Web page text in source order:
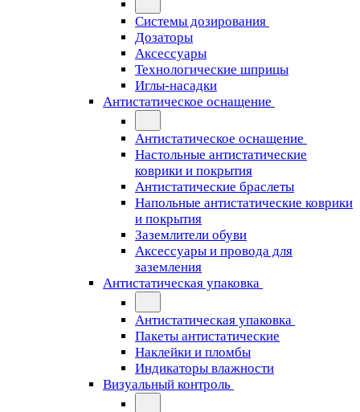
Системы дозирования
Дозаторы
Аксессуары
Технологические шприцы
Иглы-насадки
Антистатическое оснащение
Антистатическое оснащение
Настольные антистатические
коврики и покрытия
Антистатические браслеты
Напольные антистатические коврики
и покрытия
Заземлители обуви
Аксессуары и провода для
заземления
Антистатическая упаковка
Антистатическая упаковка
Пакеты антистатические
Наклейки и пломбы
Индикаторы влажности
Визуальный контроль